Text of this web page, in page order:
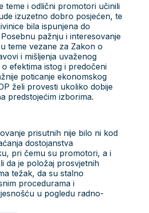
teme i odlični promotori učinili
izuzetno dobro posjećen, te
bila ispunjena do
pažnju i interesovanje
teme vezane za Zakon o
i mišljenja uvaženog
efektima istog i predočeni
poticanje ekonomskog
želi provesti ukoliko dobije
predstojećim izborima.
prisutnih nije bilo ni kod
dostojanstva
pri čemu su promotori, a i
da je položaj prosvjetnih
težak, da su stalno
procedurama i
u pogledu radno-